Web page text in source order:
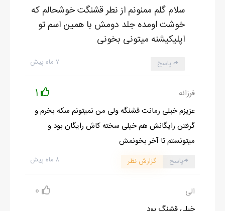
سلام گلم ممنونم از نطر قشنگت خوشحالم که
خوشت اومده جلد دومش با همین اسم تو
اپلیکیشنه میتونی بخونی
۷ ماه پیش پاسخ
فرزانه 1
عزیزم خیلی رمانت قشنگه ولی من نمیتونم سکه بخرم و
گرفتن رایگانش هم خیلی سخته کاش رایگان بود و
میتونستم تا آخر بخونمش
۸ ماه پیش پاسخ گزارش نظر
الی 0